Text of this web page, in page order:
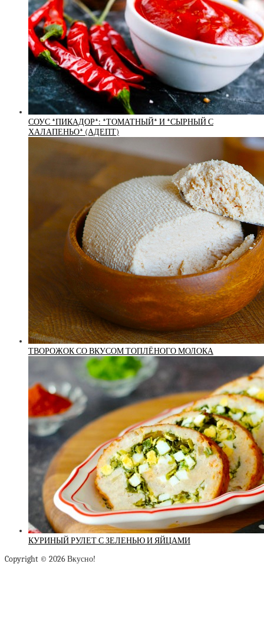
СОУС *ПИКАДОР*: *ТОМАТНЫЙ* И *СЫРНЫЙ С
ХАЛАПЕНЬО* (АДЕПТ)
ТВОРОЖОК СО ВКУСОМ ТОПЛЁНОГО МОЛОКА
КУРИНЫЙ РУЛЕТ С ЗЕЛЕНЬЮ И ЯЙЦАМИ
Copyright © 2026 Вкусно!